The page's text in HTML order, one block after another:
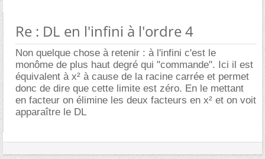
Re : DL en l'infini à l'ordre 4
Non quelque chose à retenir : à l'infini c'est le
monôme de plus haut degré qui "commande". Ici il est
équivalent à x² à cause de la racine carrée et permet
donc de dire que cette limite est zéro. En le mettant
en facteur on élimine les deux facteurs en x² et on voit
apparaître le DL